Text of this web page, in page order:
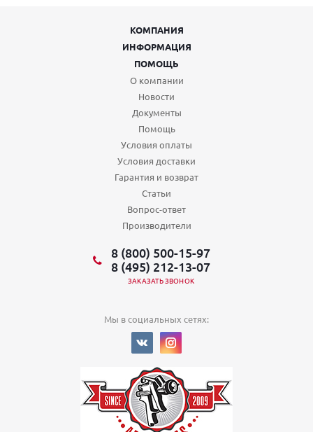
КОМПАНИЯ
ИНФОРМАЦИЯ
ПОМОЩЬ
О компании
Новости
Документы
Помощь
Условия оплаты
Условия доставки
Гарантия и возврат
Статьи
Вопрос-ответ
Производители
8 (800) 500-15-97
8 (495) 212-13-07
ЗАКАЗАТЬ ЗВОНОК
Мы в социальных сетях: